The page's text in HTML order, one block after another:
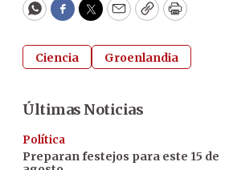
WhatsApp
Facebook
Twitter
EmailCopyPrint
Ciencia Groenlandia
Últimas Noticias
Política
Preparan festejos para este 15 de